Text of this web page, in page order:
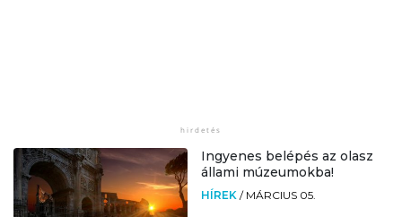
Ingyenes belépés az olasz
állami múzeumokba!
HÍREK / MÁRCIUS 05.